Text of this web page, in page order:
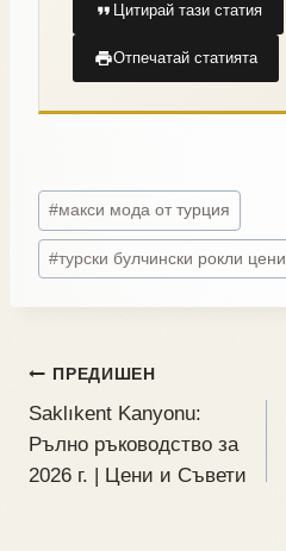
Цитирай тази статия
Отпечатай статията
#макси мода от турция
#турски булчински рокли цени
ПРЕДИШЕН
Saklıkent Kanyonu:
Pълно ръководство за
2026 г. | Цени и Съвети